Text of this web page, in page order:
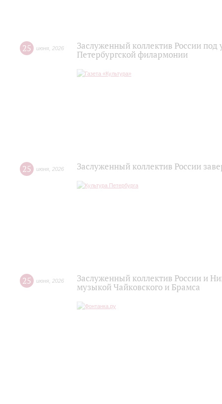
25 июня 2026
Заслуженный коллектив России
Петербургской филармонии
25 июня 2026 Заслуженный коллектив России
25 июня 2026
Заслуженный коллектив России и
музыкой Чайковского и Брамса